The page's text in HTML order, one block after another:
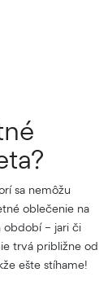
sa nemôžu
oblečenie na
období – jari či
trvá približne od
ešte stíhame!